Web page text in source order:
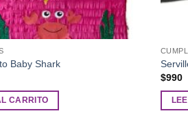
Baby Shark
CARRITO
$990